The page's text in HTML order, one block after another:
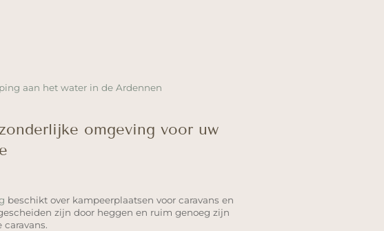
aan het water in de Ardennen
omgeving voor uw
beschikt over kampeerplaatsen voor caravans en
zijn door heggen en ruim genoeg zijn
caravans.